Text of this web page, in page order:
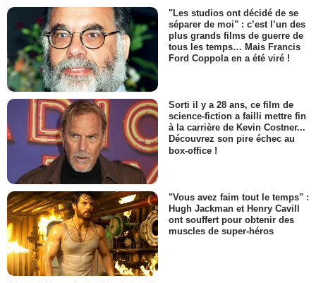
"Les studios ont décidé de se
séparer de moi" : c’est l’un des
plus grands films de guerre de
tous les temps… Mais Francis
Ford Coppola en a été viré !
Sorti il y a 28 ans, ce film de
science-fiction a failli mettre fin
à la carrière de Kevin Costner...
Découvrez son pire échec au
box-office !
"Vous avez faim tout le temps" :
Hugh Jackman et Henry Cavill
ont souffert pour obtenir des
muscles de super-héros